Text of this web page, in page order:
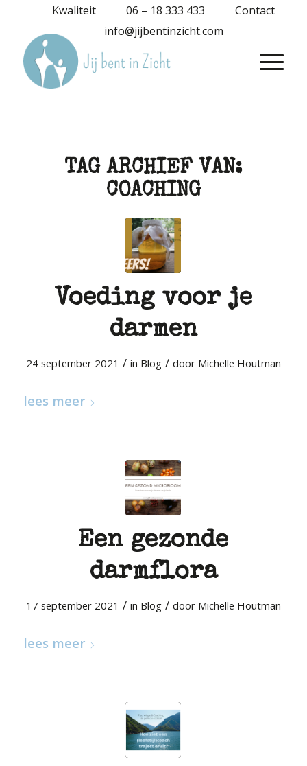
Kwaliteit 06 – 18 333 433
Contact
info@jijbentinzicht.com
TAG ARCHIEF VAN:
COACHING
Voeding voor je
darmen
24 september 2021 / in Blog / door Michelle Houtman
lees meer
Een gezonde
darmflora
17 september 2021 / in Blog / door Michelle Houtman
lees meer